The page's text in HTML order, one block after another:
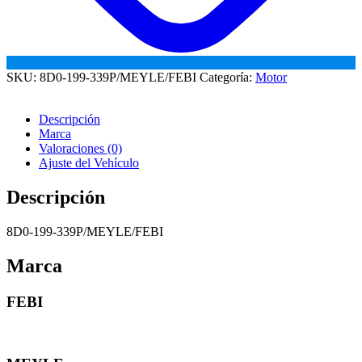
SKU: 8D0-199-339P/MEYLE/FEBI Categoría: Motor
Descripción
Marca
Valoraciones (0)
Ajuste del Vehículo
Descripción
8D0-199-339P/MEYLE/FEBI
Marca
FEBI